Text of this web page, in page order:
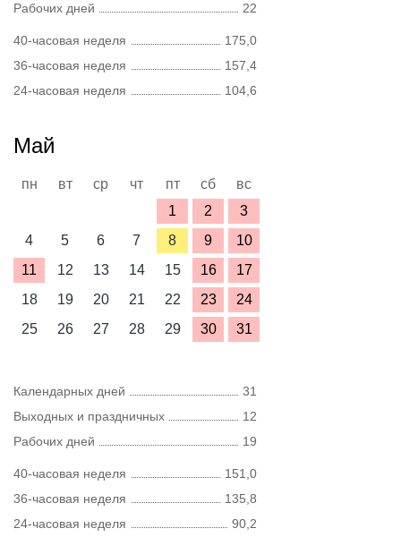
Рабочих дней
22
40-часовая неделя
175,0
36-часовая неделя
157,4
24-часовая неделя
104,6
Май
пн вт ср чт пт сб
вс
1
2
3
4
5 6 7 8 9
10
11
12 13 14 15 16
17
18
19 20 21 22 23
24
25
26 27 28 29 30 31
Календарных дней
31
Выходных и праздничных
12
Рабочих дней
19
40-часовая неделя
151,0
36-часовая неделя
135,8
24-часовая неделя
90,2